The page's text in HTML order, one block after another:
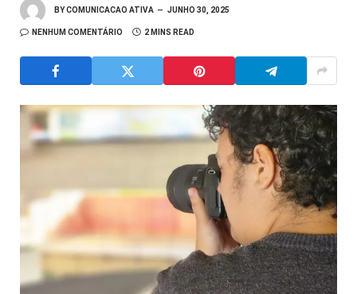
BYCOMUNICACAO ATIVA JUNHO 30, 2025
NENHUM COMENTÁRIO 2 MINS READ